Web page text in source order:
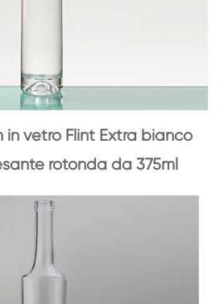
in vetro Flint Extra bianco
rotonda da 375ml